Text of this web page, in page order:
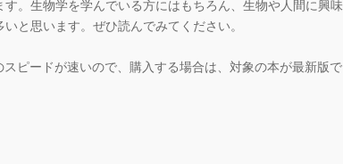
。生物学を学んでいる方にはもちろん、生物や人間に興味
と思います。ぜひ読んでみてください。
ピードが速いので、購入する場合は、対象の本が最新版で